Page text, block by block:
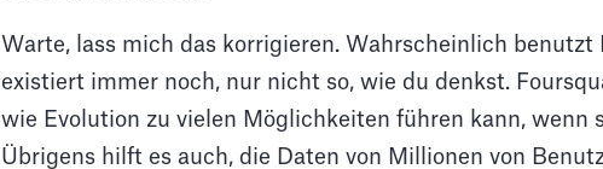
Warte, lass mich das korrigieren. Wahrscheinlich benutzt
existiert immer noch, nur nicht so, wie du denkst.
wie Evolution zu vielen Möglichkeiten führen kann, wenn
Übrigens hilft es auch, die Daten von Millionen von